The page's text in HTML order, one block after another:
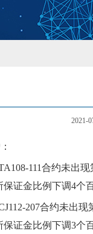
2021-
111合约未出现
保证金比例下调4个
207合约未出现
保证金比例下调3个